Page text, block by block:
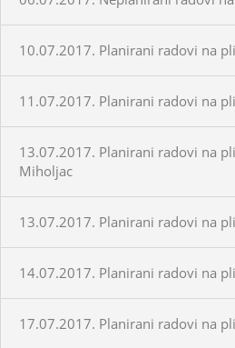
10.07.2017. Planirani radovi na
11.07.2017. Planirani radovi na
13.07.2017. Planirani radovi na
Miholjac
13.07.2017. Planirani radovi na
14.07.2017. Planirani radovi na
17.07.2017. Planirani radovi na